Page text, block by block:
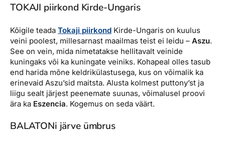
TOKAJI piirkond Kirde-Ungaris
Kõigile teada Tokaji piirkond Kirde-Ungaris on kuulus
veini poolest, millesarnast maailmas teist ei leidu – Aszu.
See on vein, mida nimetatakse hellitavalt veinide
kuningaks või ka kuningate veiniks. Kohapeal olles tasub
end harida mõne keldrikülastusega, kus on võimalik ka
erinevaid Aszu’sid maitsta. Alusta kolmest puttony’st ja
liigu sealt järjest peenemate suunas, võimalusel proovi
ära ka Eszencia. Kogemus on seda väärt.
BALATONi järve ümbrus